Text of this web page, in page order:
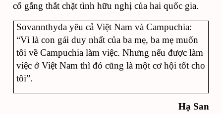
cố gắng thắt chặt tình hữu nghị của hai quốc gia.
Sovannthyda yêu cả Việt Nam và Campuchia:
“Vì là con gái duy nhất của ba mẹ, ba mẹ muốn
tôi về Campuchia làm việc. Nhưng nếu được làm
việc ở Việt Nam thì đó cũng là một cơ hội tốt cho
tôi”.
Hạ San